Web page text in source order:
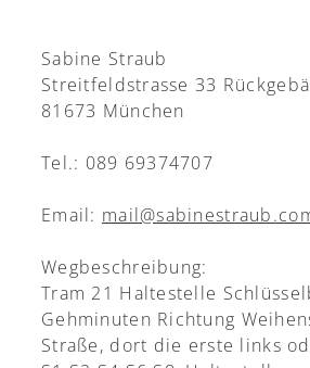
Sabine Straub
Streitfeldstrasse 33
81673 München
Tel.: 089 69374707
Email:
Wegbeschreibung:
Tram 21 Haltestelle
Gehminuten Richtung
Straße, dort die erste links